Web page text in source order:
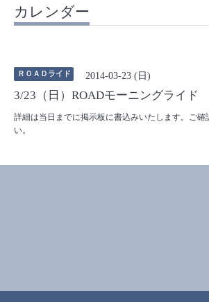
カレンダー
ＲＯＡＤライド 2014-03-23 (日)
3/23（日）ROADモーニングライド
詳細は当日までに掲示板に書込みいたします。ご確
い。